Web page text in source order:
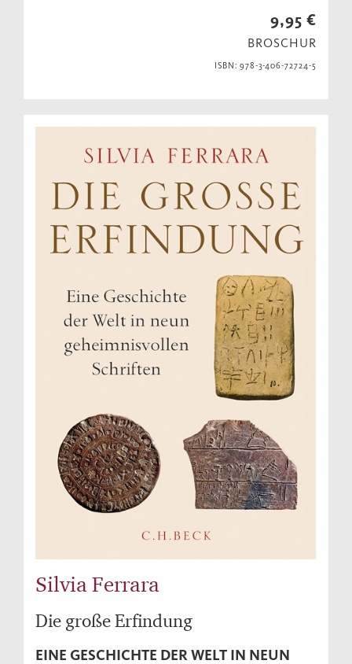
9,95 €
BROSCHUR
ISBN: 978-3-406-72724-5
Silvia Ferrara
Die große Erfindung
EINE GESCHICHTE DER WELT IN NEUN